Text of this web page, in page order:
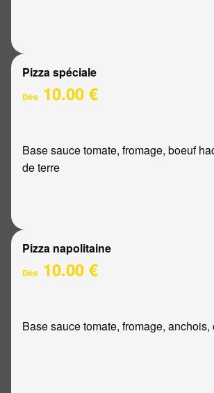
Pizza spéciale
Dès 10.00 €
Base sauce tomate, fromage, boeuf
de terre
Pizza napolitaine
Dès 10.00 €
Base sauce tomate, fromage,